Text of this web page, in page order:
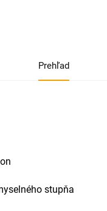
Prehľad
stupňa